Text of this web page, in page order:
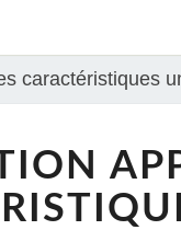
caractéristiques